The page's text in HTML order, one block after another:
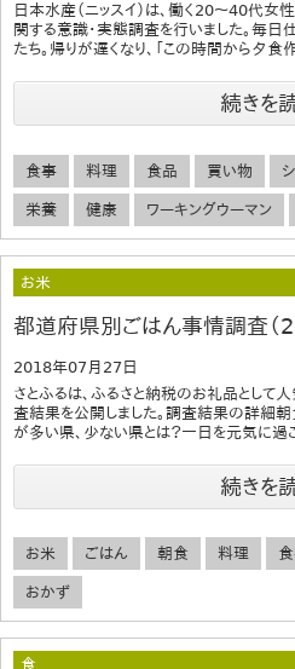
日本水産（ニッスイ）は、働く20～40代女
関する意識・実態調査を行いました。毎日
たち。帰りが遅くなり、「この時間から夕
続きを
食事 料理 食品 買い物
栄養 健康 ワーキングウーマン
お米
都道府県別ごはん事情調査（
2018年07月27日
さとふるは、ふるさと納税のお礼品として
査結果を公開しました。調査結果の詳細
が多い県、少ない県とは？一日を元気に
続きを
お米 ごはん 朝食 料理
おかず
食